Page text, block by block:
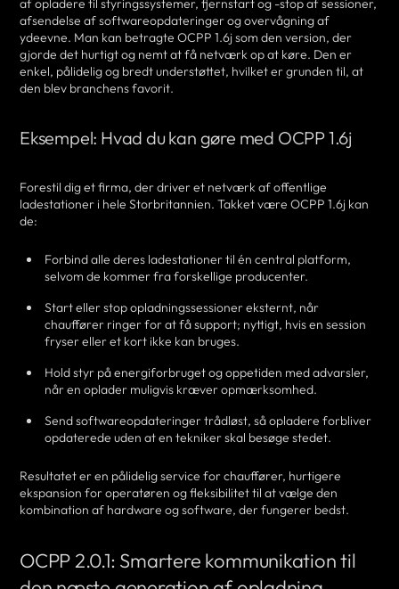
af opladere til styringssystemer, fjernstart og -stop af sessioner,
afsendelse af softwareopdateringer og overvågning af
ydeevne. Man kan betragte OCPP 1.6j som den version, der
gjorde det hurtigt og nemt at få netværk op at køre. Den er
enkel, pålidelig og bredt understøttet, hvilket er grunden til, at
den blev branchens favorit.
Eksempel: Hvad du kan gøre med OCPP 1.6j
Forestil dig et firma, der driver et netværk af offentlige
ladestationer i hele Storbritannien. Takket være OCPP 1.6j kan
de:
Forbind alle deres ladestationer til én central platform,
selvom de kommer fra forskellige producenter.
Start eller stop opladningssessioner eksternt, når
chauffører ringer for at få support; nyttigt, hvis en session
fryser eller et kort ikke kan bruges.
Hold styr på energiforbruget og oppetiden med advarsler,
når en oplader muligvis kræver opmærksomhed.
Send softwareopdateringer trådløst, så opladere forbliver
opdaterede uden at en tekniker skal besøge stedet.
Resultatet er en pålidelig service for chauffører, hurtigere
ekspansion for operatøren og fleksibilitet til at vælge den
kombination af hardware og software, der fungerer bedst.
OCPP 2.0.1: Smartere kommunikation til